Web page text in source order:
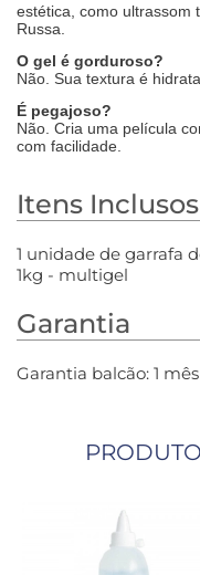
estética, como ultrassom
Russa.
O gel é gorduroso?
Não. Sua textura é
É pegajoso?
Não. Cria uma película
com facilidade.
Itens Inclusos
1 unidade de garrafa
1kg - multigel
Garantia
Garantia balcão: 1 mês